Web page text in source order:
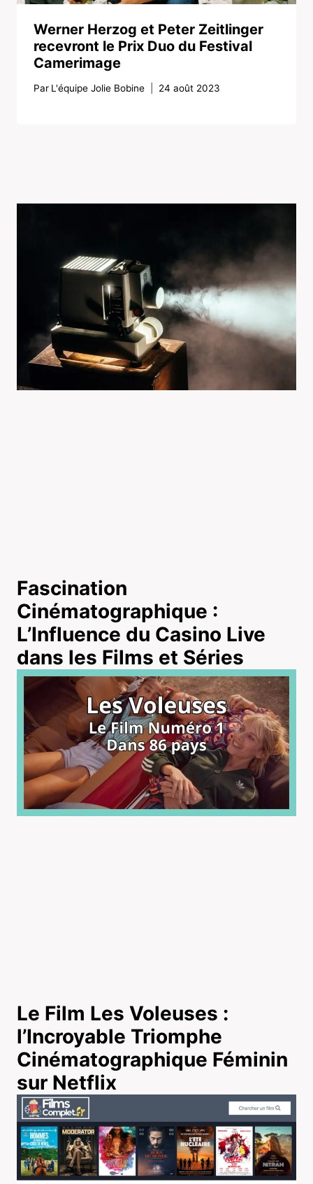
Werner Herzog et Peter Zeitlinger
recevront le Prix Duo du Festival
Camerimage
Par L'équipe Jolie Bobine 24 août 2023
Fascination
Cinématographique :
L’Influence du Casino Live
dans les Films et Séries
Le Film Les Voleuses :
l’Incroyable Triomphe
Cinématographique Féminin
sur Netflix